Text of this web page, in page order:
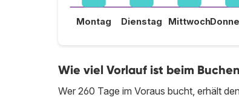
Montag Dienstag Mittwoch
Wie viel Vorlauf ist beim
Wer 260 Tage im Voraus bucht, erhält